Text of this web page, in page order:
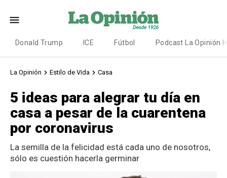
Donald Trump ICE Fútbol Podcast La Opinión
La Opinión Estilo de Vida Casa
5 ideas para alegrar tu día en
casa a pesar de la cuarentena
por coronavirus
La semilla de la felicidad está cada uno de nosotros,
sólo es cuestión hacerla germinar